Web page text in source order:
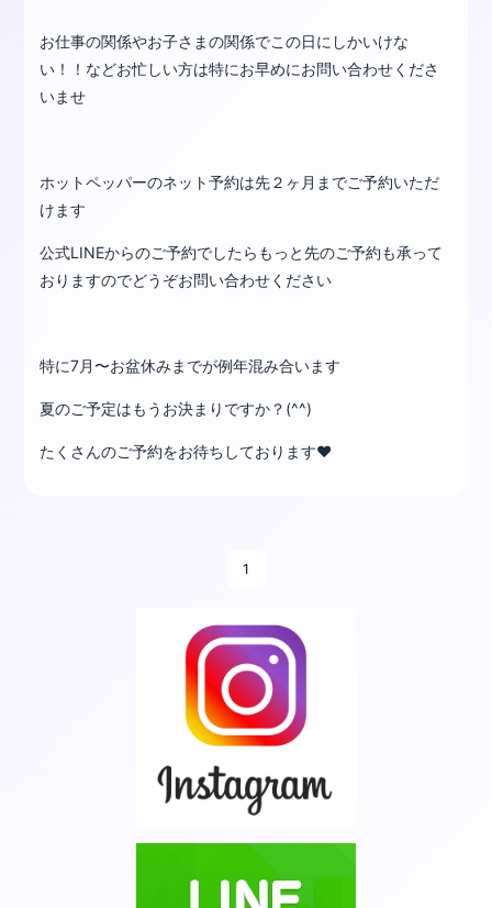
お仕事の関係やお子さまの関係でこの日にしかいけな
い！！などお忙しい方は特にお早めにお問い合わせくださ
いませ
ホットペッパーのネット予約は先２ヶ月までご予約いただ
けます
公式LINEからのご予約でしたらもっと先のご予約も承って
おりますのでどうぞお問い合わせください
特に7月〜お盆休みまでが例年混み合います
夏のご予定はもうお決まりですか？(^^)
たくさんのご予約をお待ちしております❤️
1